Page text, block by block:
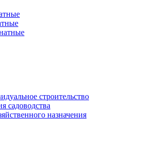
строительство
садоводства
назначения